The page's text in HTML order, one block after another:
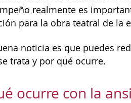
realmente es
para la obra teatral de la
noticia es que puedes
trata y por qué ocurre.
ocurre con la